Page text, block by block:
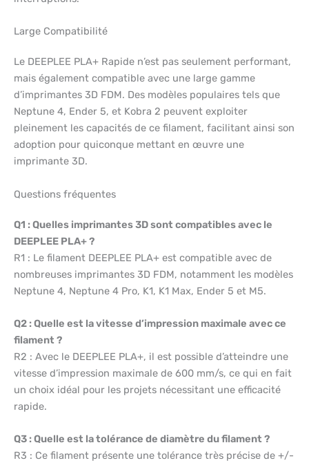
Large Compatibilité
Le DEEPLEE PLA+ Rapide n’est pas seulement performant,
mais également compatible avec une large gamme
d’imprimantes 3D FDM. Des modèles populaires tels que
Neptune 4, Ender 5, et Kobra 2 peuvent exploiter
pleinement les capacités de ce filament, facilitant ainsi son
adoption pour quiconque mettant en œuvre une
imprimante 3D.
Questions fréquentes
Q1 : Quelles imprimantes 3D sont compatibles avec le
DEEPLEE PLA+ ?
R1 : Le filament DEEPLEE PLA+ est compatible avec de
nombreuses imprimantes 3D FDM, notamment les modèles
Neptune 4, Neptune 4 Pro, K1, K1 Max, Ender 5 et M5.
Q2 : Quelle est la vitesse d’impression maximale avec ce
filament ?
R2 : Avec le DEEPLEE PLA+, il est possible d’atteindre une
vitesse d’impression maximale de 600 mm/s, ce qui en fait
un choix idéal pour les projets nécessitant une efficacité
rapide.
Q3 : Quelle est la tolérance de diamètre du filament ?
R3 : Ce filament présente une tolérance très précise de +/-